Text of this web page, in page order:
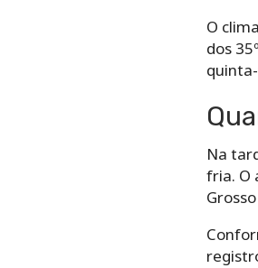
O
dos
Na
fria. O